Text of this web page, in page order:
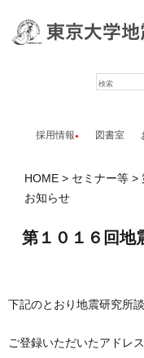
採用情報 図書室
HOME セミナー等
お知らせ
第１０１６回地
下記のとおり地震研究所
ご登録いただいたアドレ